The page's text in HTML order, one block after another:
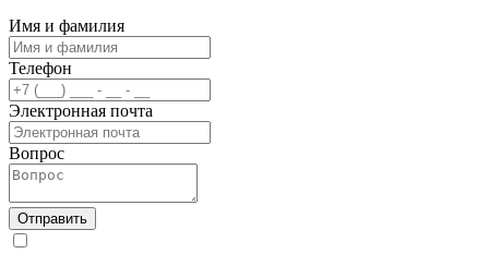
Имя и фамилия
Телефон
Электронная почта
Вопрос
Отправить